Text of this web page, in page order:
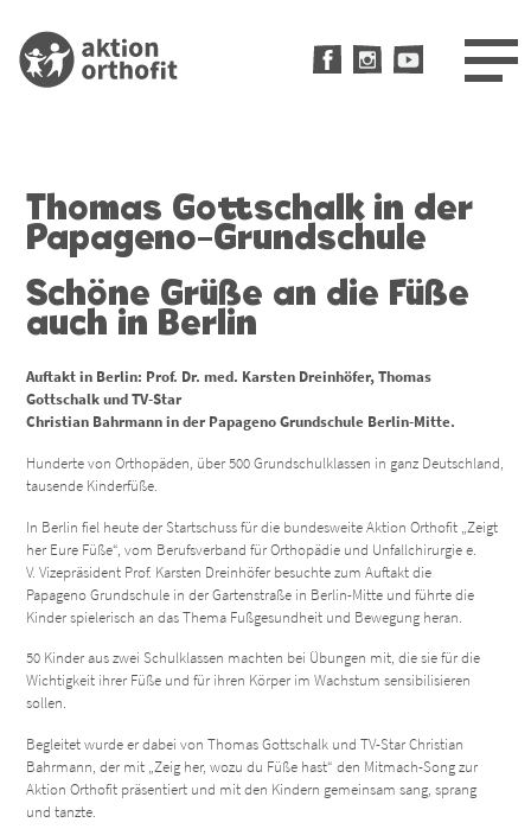
zum
Inhalt
Thomas Gottschalk in der
Papageno-Grundschule
Schöne Grüße an die Füße
auch in Berlin
Auftakt in Berlin: Prof. Dr. med. Karsten Dreinhöfer, Thomas
Gottschalk und TV-Star
Christian Bahrmann in der Papageno Grundschule Berlin-Mitte.
Hunderte von Orthopäden, über 500 Grundschulklassen in ganz Deutschland,
tausende Kinderfüße.
In Berlin fiel heute der Startschuss für die bundesweite Aktion Orthofit „Zeigt
her Eure Füße“, vom Berufsverband für Orthopädie und Unfallchirurgie e.
V. Vizepräsident Prof. Karsten Dreinhöfer besuchte zum Auftakt die
Papageno Grundschule in der Gartenstraße in Berlin-Mitte und führte die
Kinder spielerisch an das Thema Fußgesundheit und Bewegung heran.
50 Kinder aus zwei Schulklassen machten bei Übungen mit, die sie für die
Wichtigkeit ihrer Füße und für ihren Körper im Wachstum sensibilisieren
sollen.
Begleitet wurde er dabei von Thomas Gottschalk und TV-Star Christian
Bahrmann, der mit „Zeig her, wozu du Füße hast“ den Mitmach-Song zur
Aktion Orthofit präsentiert und mit den Kindern gemeinsam sang, sprang
und tanzte.